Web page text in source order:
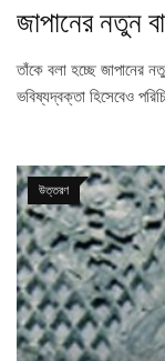
জাপানের নতুন
তাঁকে বলা হচ্ছে জাপানের
ভবিষ্যদ্বক্তা হিসেবেও
উত্তরণ